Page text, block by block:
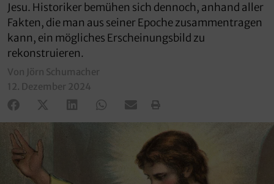
Jesu. Historiker bemühen sich dennoch, anhand aller
Fakten, die man aus seiner Epoche zusammentragen
kann, ein mögliches Erscheinungsbild zu
rekonstruieren.
Von Jörn Schumacher
12. Dezember 2024